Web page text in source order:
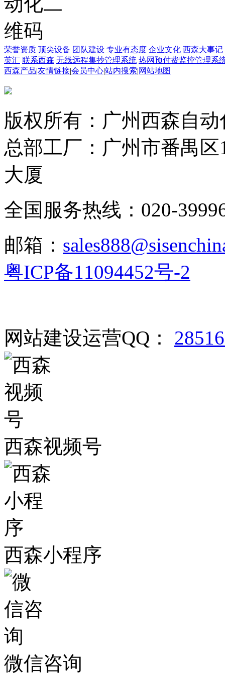
荣誉资质 顶尖设备 团队建设 专业有态度 企业文化 西森大事记
英汇 联系西森 无线远程集抄管理系统 热网预付费监控管理系
西森产品|友情链接|会员中心|站内搜索|网站地图
版权所有：广州西森自
总部工厂：广州市番禺
大厦
全国服务热线：020-
邮箱：
粤ICP备11094452号-2
网站建设运营QQ：
西森视频号
西森小程序
微信咨询